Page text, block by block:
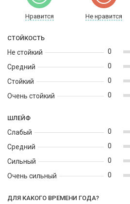
Нравится Не нравится
СТОЙКОСТЬ
Не стойкий
Средний
Стойкий
Очень стойкий
0
0
0
0
ШЛЕЙФ
Слабый
Средний
Сильный
Очень сильный
0
0
0
0
ДЛЯ КАКОГО ВРЕМЕНИ ГОДА?